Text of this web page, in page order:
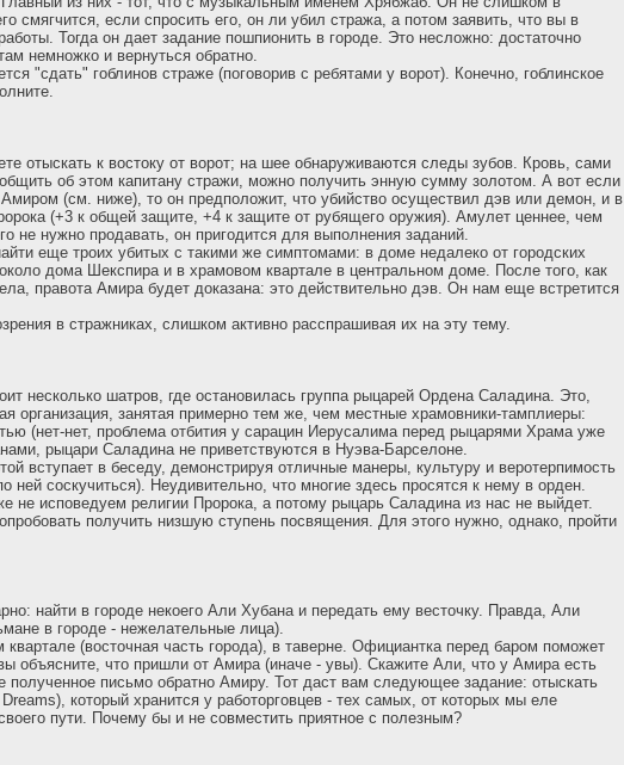
смягчится, если спросить его, он ли убил стража, а потом заявить, что вы в
Тогда он дает задание пошпионить в городе. Это несложно: достаточно
немножко и вернуться обратно.
"сдать" гоблинов страже (поговорив с ребятами у ворот). Конечно, гоблинское
отыскать к востоку от ворот; на шее обнаруживаются следы зубов. Кровь, сами
об этом капитану стражи, можно получить энную сумму золотом. А вот если
Амиром (см. ниже), то он предположит, что убийство осуществил дэв или демон, и в
(+3 к общей защите, +4 к защите от рубящего оружия). Амулет ценнее, чем
не нужно продавать, он пригодится для выполнения заданий.
еще троих убитых с такими же симптомами: в доме недалеко от городских
дома Шекспира и в храмовом квартале в центральном доме. После того, как
правота Амира будет доказана: это действительно дэв. Он нам еще встретится
в стражниках, слишком активно расспрашивая их на эту тему.
несколько шатров, где остановилась группа рыцарей Ордена Саладина. Это,
организация, занятая примерно тем же, чем местные храмовники-тамплиеры:
(нет-нет, проблема отбития у сарацин Иерусалима перед рыцарями Храма уже
рыцари Саладина не приветствуются в Нуэва-Барселоне.
вступает в беседу, демонстрируя отличные манеры, культуру и веротерпимость
соскучиться). Неудивительно, что многие здесь просятся к нему в орден.
не исповедуем религии Пророка, а потому рыцарь Саладина из нас не выйдет.
получить низшую ступень посвящения. Для этого нужно, однако, пройти
найти в городе некоего Али Хубана и передать ему весточку. Правда, Али
в городе - нежелательные лица).
(восточная часть города), в таверне. Официантка перед баром поможет
объясните, что пришли от Амира (иначе - увы). Скажите Али, что у Амира есть
полученное письмо обратно Амиру. Тот даст вам следующее задание: отыскать
который хранится у работорговцев - тех самых, от которых мы еле
пути. Почему бы и не совместить приятное с полезным?